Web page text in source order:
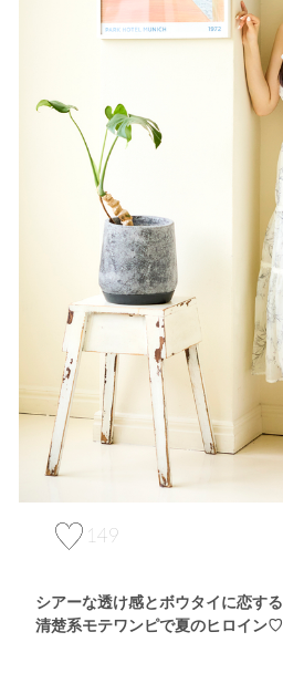
149
シアーな透け感とボウタイに恋する
清楚系モテワンピで夏のヒロイン♡